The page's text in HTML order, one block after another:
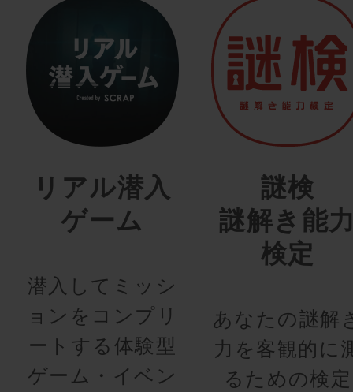
リアル潜入
ゲーム
潜入してミッシ
ョンをコンプリ
ートする体験型
ゲーム・イベン
謎検
謎解き能
検定
あなたの謎解
力を客観的に
るための検定